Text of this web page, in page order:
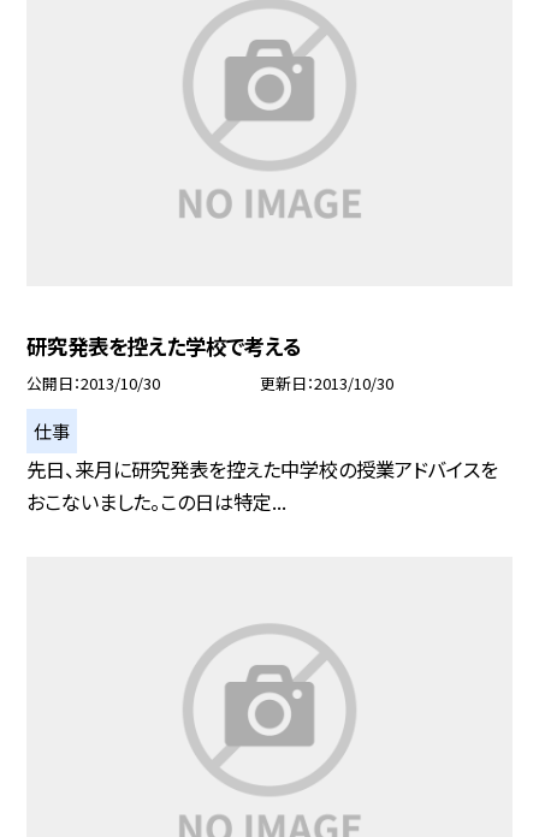
研究発表を控えた学校で考える
公開日 2013/10/30 更新日 2013/10/30
仕事
先日、来月に研究発表を控えた中学校の授業アドバイスを
おこないました。この日は特定...